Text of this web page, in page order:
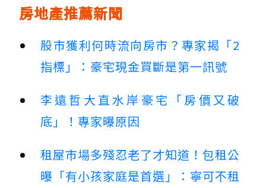
房地產推薦新聞
股市獲利何時流向房市？專家揭「2
指標」：豪宅現金買斷是第一訊號
李遠哲大直水岸豪宅「房價又破
底」！專家曝原因
租屋市場多殘忍老了才知道！包租公
曝「有小孩家庭是首選」：寧可不租